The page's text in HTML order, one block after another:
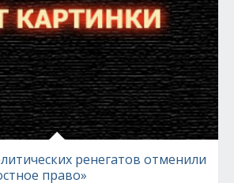
ренегатов отменили
право»